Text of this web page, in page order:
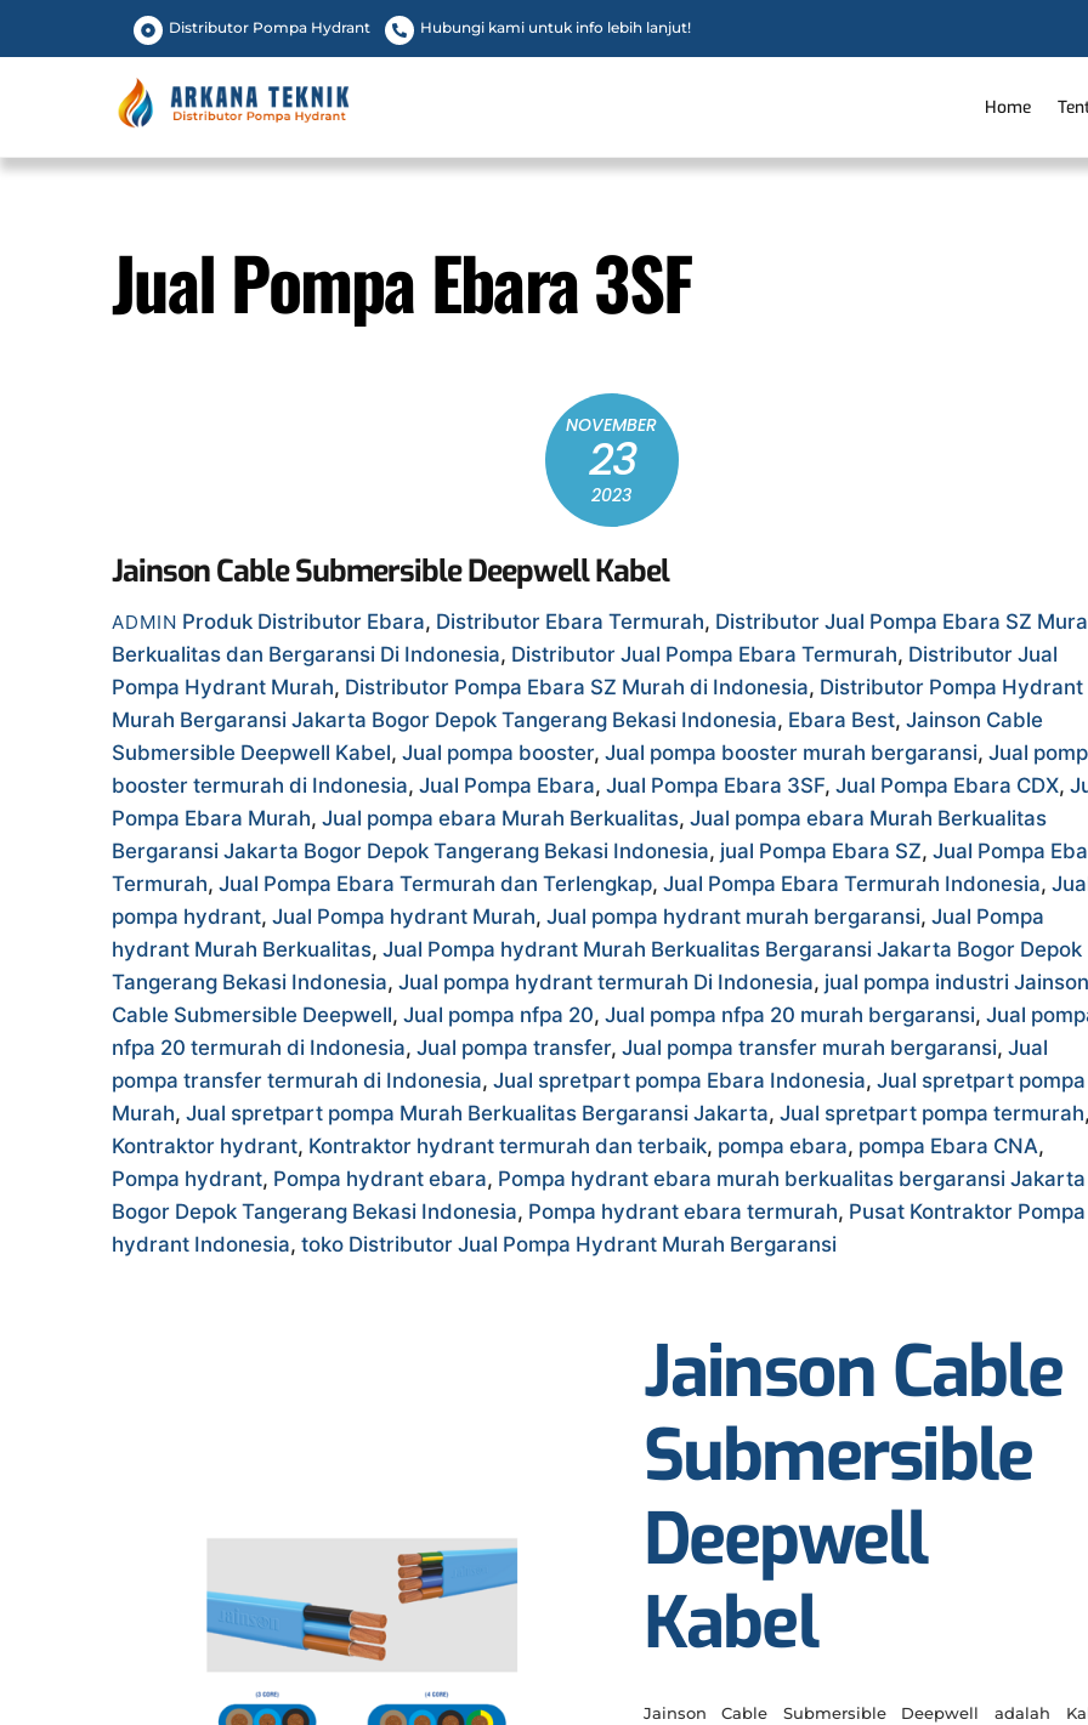
to
Distributor Pompa Hydrant Hubungi kami untuk info lebih lanjut!
Home
Jual Pompa Ebara 3SF
NOVEMBER
23
2023
Jainson Cable Submersible Deepwell Kabel
ADMIN Produk Distributor Ebara, Distributor Ebara Termurah, Distributor Jual Pompa Ebara SZ
Berkualitas dan Bergaransi Di Indonesia, Distributor Jual Pompa Ebara Termurah, Distributor Jual
Pompa Hydrant Murah, Distributor Pompa Ebara SZ Murah di Indonesia, Distributor Pompa Hydrant
Murah Bergaransi Jakarta Bogor Depok Tangerang Bekasi Indonesia, Ebara Best, Jainson Cable
Submersible Deepwell Kabel, Jual pompa booster, Jual pompa booster murah bergaransi, Jual
booster termurah di Indonesia, Jual Pompa Ebara, Jual Pompa Ebara 3SF, Jual Pompa Ebara CDX,
Pompa Ebara Murah, Jual pompa ebara Murah Berkualitas, Jual pompa ebara Murah Berkualitas
Bergaransi Jakarta Bogor Depok Tangerang Bekasi Indonesia, jual Pompa Ebara SZ, Jual Pompa
Termurah, Jual Pompa Ebara Termurah dan Terlengkap, Jual Pompa Ebara Termurah Indonesia,
pompa hydrant, Jual Pompa hydrant Murah, Jual pompa hydrant murah bergaransi, Jual Pompa
hydrant Murah Berkualitas, Jual Pompa hydrant Murah Berkualitas Bergaransi Jakarta Bogor Depok
Tangerang Bekasi Indonesia, Jual pompa hydrant termurah Di Indonesia, jual pompa industri Jainson
Cable Submersible Deepwell, Jual pompa nfpa 20, Jual pompa nfpa 20 murah bergaransi, Jual
nfpa 20 termurah di Indonesia, Jual pompa transfer, Jual pompa transfer murah bergaransi, Jual
pompa transfer termurah di Indonesia, Jual spretpart pompa Ebara Indonesia, Jual spretpart pompa
Murah, Jual spretpart pompa Murah Berkualitas Bergaransi Jakarta, Jual spretpart pompa termurah,
Kontraktor hydrant, Kontraktor hydrant termurah dan terbaik, pompa ebara, pompa Ebara CNA,
Pompa hydrant, Pompa hydrant ebara, Pompa hydrant ebara murah berkualitas bergaransi Jakarta
Bogor Depok Tangerang Bekasi Indonesia, Pompa hydrant ebara termurah, Pusat Kontraktor Pompa
hydrant Indonesia, toko Distributor Jual Pompa Hydrant Murah Bergaransi
Jainson Cable
Submersible
Deepwell
Kabel
Jainson Cable Submersible Deepwell adalah